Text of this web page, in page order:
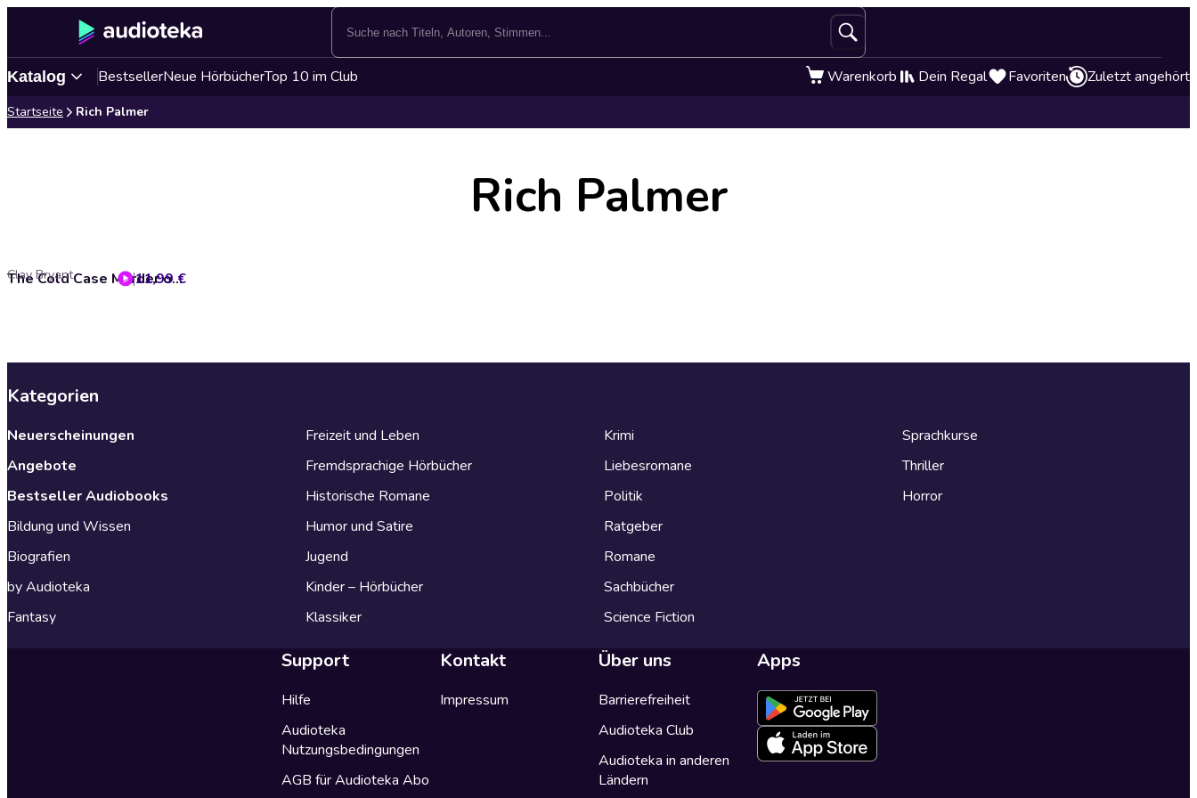
Katalog BestsellerNeue HörbücherTop 10 im Club Warenkorb Dein Regal Favoriten Zuletzt angehört
Startseite Rich Palmer
Rich Palmer
The Cold Case Murder of Fred Wilkerson
Clay Bryant 11,99 €
Kategorien
Neuerscheinungen
Angebote
Bestseller Audiobooks
Bildung und Wissen
Biografien
by Audioteka
Fantasy
Freizeit und Leben
Fremdsprachige Hörbücher
Historische Romane
Humor und Satire
Jugend
Kinder – Hörbücher
Klassiker
Krimi
Liebesromane
Politik
Ratgeber
Romane
Sachbücher
Science Fiction
Sprachkurse
Thriller
Horror
Support
Hilfe
Audioteka
Nutzungsbedingungen
AGB für Audioteka Abo
Kontakt
Impressum
Über uns
Barrierefreiheit
Audioteka Club
Audioteka in anderen
Ländern
Apps